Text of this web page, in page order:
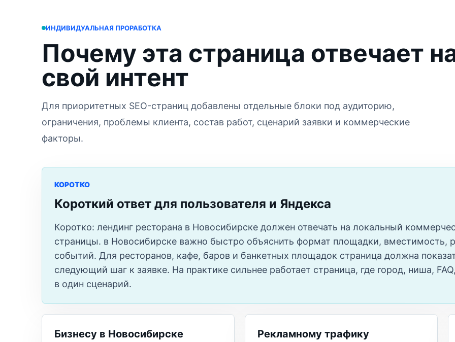
ИНДИВИДУАЛЬНАЯ ПРОРАБОТКА
Почему эта страница отвечает
свой интент
Для приоритетных SEO-страниц добавлены отдельные блоки под аудиторию,
ограничения, проблемы клиента, состав работ, сценарий заявки и коммерческие
факторы.
КОРОТКО
Короткий ответ для пользователя и Яндекса
Коротко: лендинг ресторана в Новосибирске должен отвечать на локальный
страницы. в Новосибирске важно быстро объяснить формат площадки, вместимость,
событий. Для ресторанов, кафе, баров и банкетных площадок страница должна
следующий шаг к заявке. На практике сильнее работает страница, где город, ниша,
в один сценарий.
Бизнесу в Новосибирске Рекламному трафику